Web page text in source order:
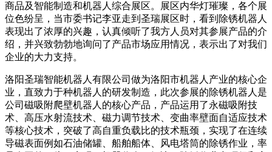
商品及智能制造和机器人综合展区。展区内华灯璀璨，各个展
位色纷呈，当市委书记李亚走到圣瑞展区时，看到除锈机器人
表现出了浓厚的兴趣，认真倾听了我方人员对其参展产品的介
绍，并兴致勃勃地询问了产品市场应用情况，表示出了对我们
企业的大力支持。
洛阳圣瑞智能机器人有限公司做为洛阳市机器人产业的核心企
业，直致力于种机器人的研发制造，此次参展的除锈机器人是
公司磁吸附爬壁机器人的核心产品，产品运用了永磁吸附技
术、高压水射流技术、磁力调节技术、变曲率壁面自适应技术
等核心技术，突破了高自重负载比的技术瓶颈，实现了在连续
导磁表面例如石油储罐、船舶船体、风电塔筒的除锈作业，率